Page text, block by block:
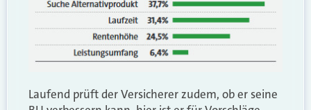
Laufend prüft der Versicherer zudem, ob er seine